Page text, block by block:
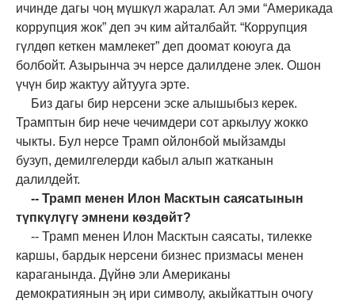
ичинде дагы чоң мүшкүл жаралат. Ал эми “Америкада
коррупция жок” деп эч ким айталбайт. “Коррупция
гүлдөп кеткен мамлекет” деп доомат коюуга да
болбойт. Азырынча эч нерсе далилдене элек. Ошон
үчүн бир жактуу айтууга эрте.
Биз дагы бир нерсени эске алышыбыз керек.
Трамптын бир нече чечимдери сот аркылуу жокко
чыкты. Бул нерсе Трамп ойлонбой мыйзамды
бузуп, демилгелерди кабыл алып жатканын
далилдейт.
-- Трамп менен Илон Масктын саясатынын
түпкүлүгү эмнени көздөйт?
-- Трамп менен Илон Масктын саясаты, тилекке
каршы, бардык нерсени бизнес призмасы менен
караганында. Дүйнө эли Американы
демократиянын эң ири символу, акыйкаттын очогу